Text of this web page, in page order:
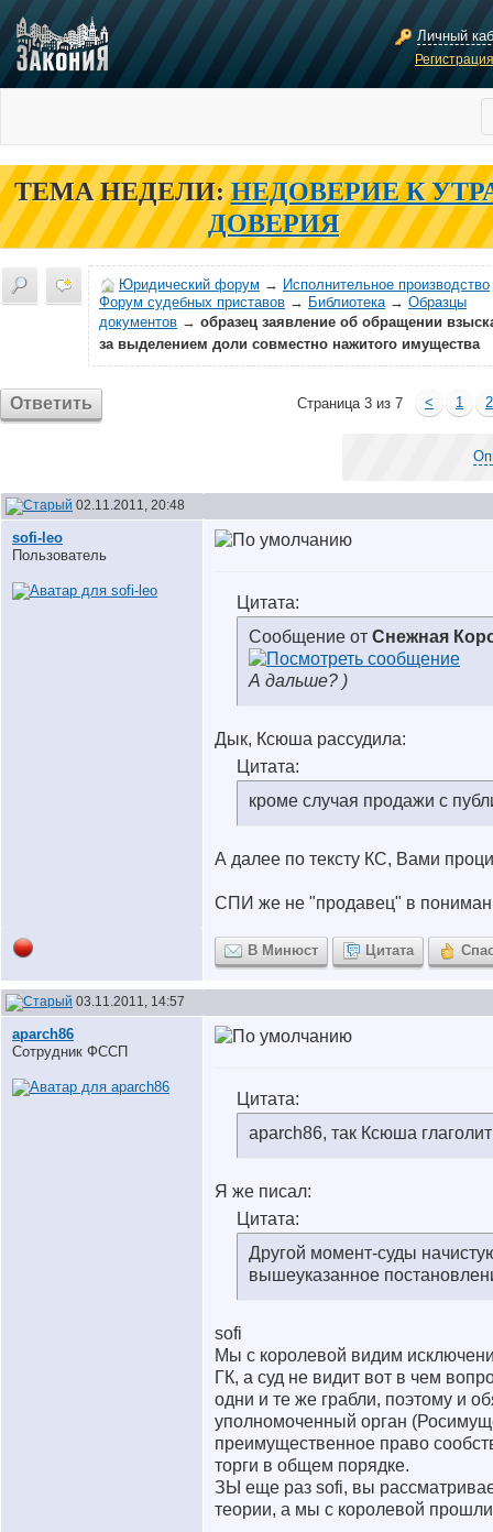
Личный
ТЕМА НЕДЕЛИ: НЕДОВЕРИЕ К
ДОВЕРИЯ
Юридический форум → Исполнительное производство
Форум судебных приставов → Библиотека→ Образцы
документов → образец заявление об обращении
за выделением доли совместно нажитого имущества
Ответить Страница 3 из 7 < 1 2
02.11.2011, 20:48
sofi-leo
Пользователь
Цитата:
Сообщение от Снежная
А дальше? )
Дык, Ксюша рассудила:
Цитата:
кроме случая продажи с
А далее по тексту КС, Вами
СПИ же не "продавец" в
В Минюст Цитата
03.11.2011, 14:57
aparch86
Сотрудник ФССП
Цитата:
aparch86, так Ксюша
Я же писал:
Цитата:
Другой момент-суды
вышеуказанное
sofi
Мы с королевой видим
ГК, а суд не видит вот в чем
одни и те же грабли, поэтому и
уполномоченный орган
преимущественное право
торги в общем порядке.
ЗЫ еще раз sofi, вы
теории, а мы с королевой прошли